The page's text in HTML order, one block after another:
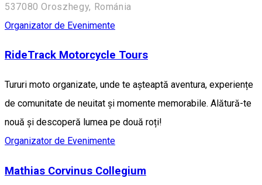
537080 Oroszhegy, Románia
Organizator de Evenimente
RideTrack Motorcycle Tours
Tururi moto organizate, unde te așteaptă aventura, experiențe
de comunitate de neuitat și momente memorabile. Alătură-te
nouă și descoperă lumea pe două roți!
Organizator de Evenimente
Mathias Corvinus Collegium